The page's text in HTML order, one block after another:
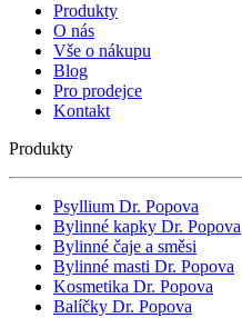
Produkty
O nás
Vše o nákupu
Blog
Pro prodejce
Kontakt
Produkty
Psyllium Dr. Popova
Bylinné kapky Dr. Popova
Bylinné čaje a směsi
Bylinné masti Dr. Popova
Kosmetika Dr. Popova
Balíčky Dr. Popova